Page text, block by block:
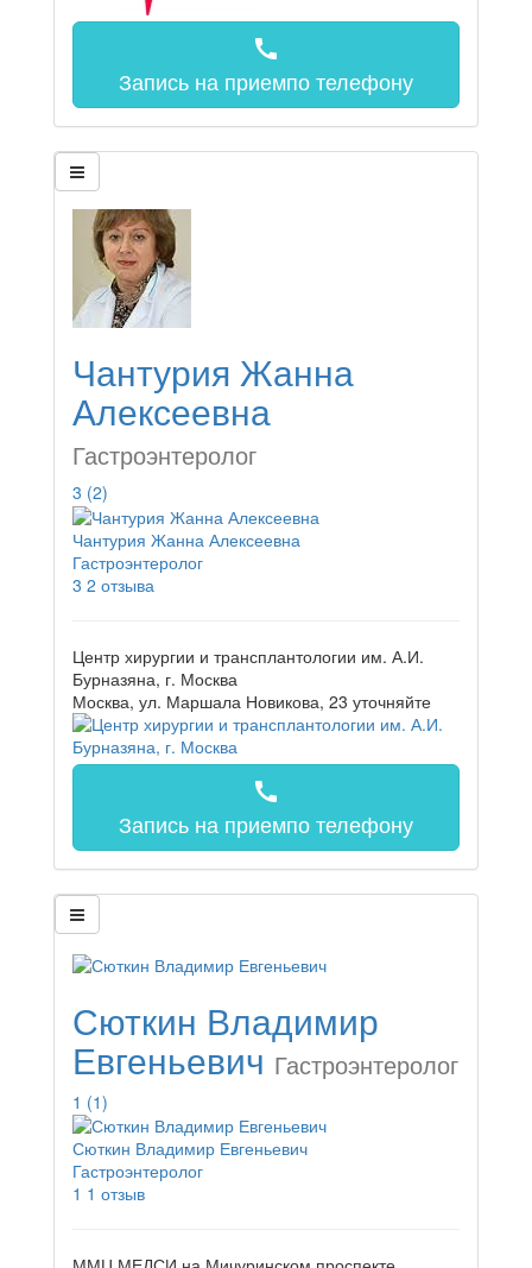
call
Запись на приемпо телефону
Чантурия Жанна
Алексеевна
Гастроэнтеролог
3 (2)
Чантурия Жанна Алексеевна
Гастроэнтеролог
3 2 отзыва
Центр хирургии и трансплантологии им. А.И.
Бурназяна, г. Москва
Москва, ул. Маршала Новикова, 23 уточняйте
call
Запись на приемпо телефону
Сюткин Владимир
Евгеньевич Гастроэнтеролог
1 (1)
Сюткин Владимир Евгеньевич
Гастроэнтеролог
1 1 отзыв